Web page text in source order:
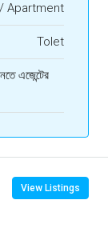
Apartment
Tolet
এজেন্টের
View Listings